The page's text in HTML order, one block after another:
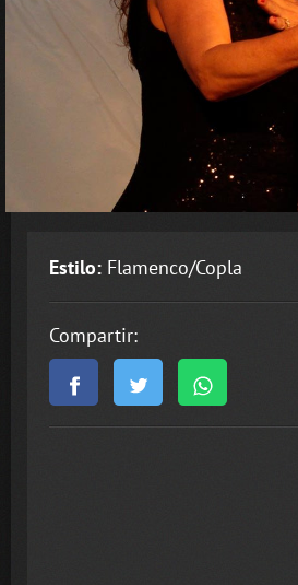
Estilo: Flamenco/Copla
Compartir: